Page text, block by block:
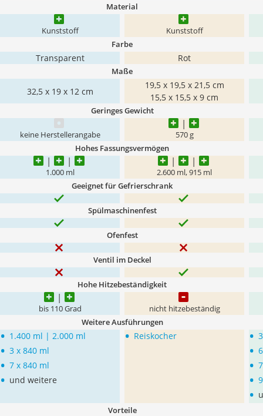
Material
Kunststoff Kunststoff
Farbe
Transparent Rot
Maße
32,5 x 19 x 12 cm
19,5 x 19,5 x 21,5 cm
15,5 x 15,5 x 9 cm
Geringes Gewicht
keine Herstellerangabe 570 g
Hohes Fassungsvermögen
1.000 ml 2.600 ml, 915 ml
Geeignet für Gefrierschrank
Spülmaschinenfest
Ofenfest
Ventil im Deckel
Hohe Hitzebeständigkeit
bis 110 Grad nicht hitzebeständig
Weitere Ausführungen
• 1.400 ml | 2.000 ml
• 3 x 840 ml
• 7 x 840 ml
• und weitere
• Reiskocher •
•
•
•
•
Vorteile